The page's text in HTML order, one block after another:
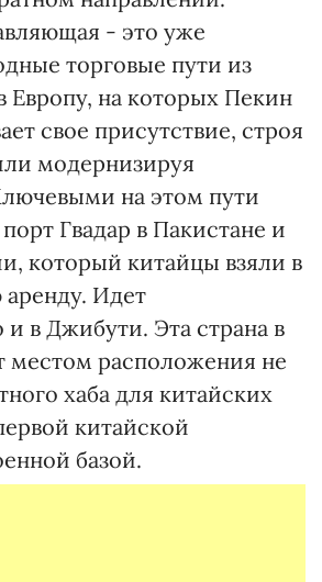
- это уже
торговые пути из
Европу, на которых Пекин
свое присутствие, строя
модернизируя
на этом пути
Гвадар в Пакистане и
который китайцы взяли в
Идет
и в Джибути. Эта страна в
местом расположения не
хаба для китайских
китайской
базой.